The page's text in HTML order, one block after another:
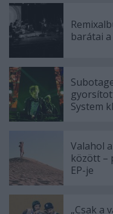
barátai
System
Valahol
között –
EP-je
„Csak a